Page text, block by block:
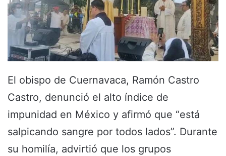
El obispo de Cuernavaca, Ramón Castro
Castro, denunció el alto índice de
impunidad en México y afirmó que “está
salpicando sangre por todos lados”. Durante
su homilía, advirtió que los grupos